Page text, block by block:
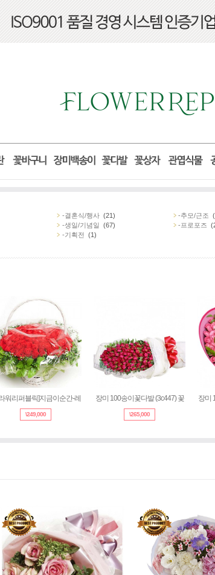
-결혼식/행사 (21) -추모/근조
-생일/기념일 (67) -프로포즈
-기획전 (1)
[플라워리퍼블릭]지금이순간-레
249,000
장미 100송이꽃다발 (3c447) 꽃
\265,000